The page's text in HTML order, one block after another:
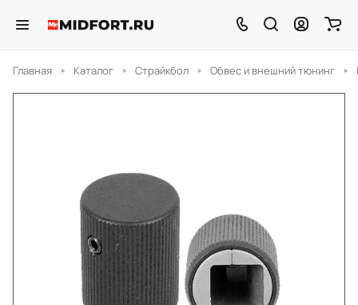
Главная Каталог Страйкбол Обвес и внешний тюнинг